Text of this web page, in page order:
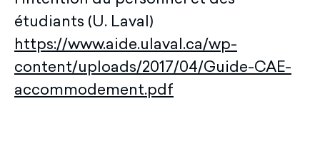
étudiants (U. Laval)
https://www.aide.ulaval.ca/wp-
content/uploads/2017/04/Guide-CAE-
accommodement.pdf